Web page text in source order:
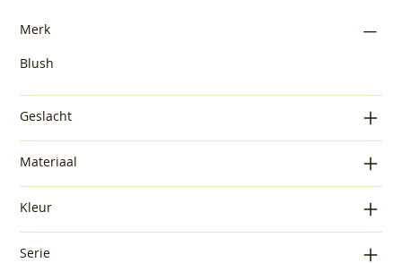
Merk
Blush
Geslacht
Materiaal
Kleur
Serie